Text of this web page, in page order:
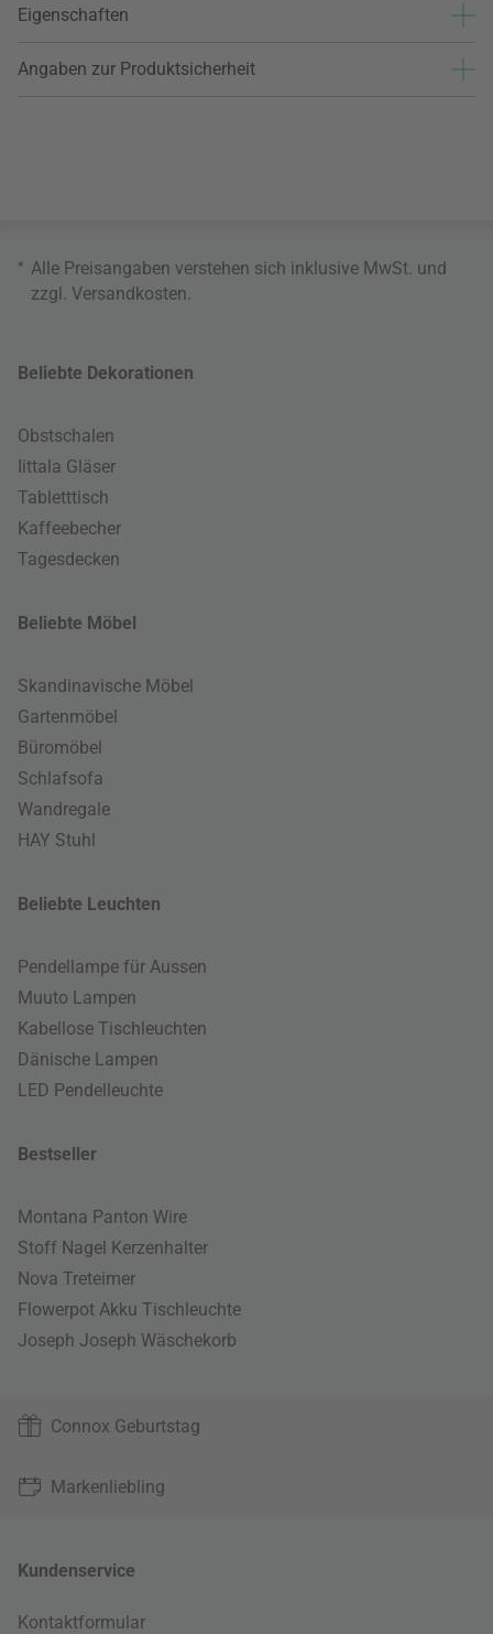
Eigenschaften
Angaben zur Produktsicherheit
* Alle Preisangaben verstehen sich inklusive MwSt. und
zzgl. Versandkosten
Beliebte Dekorationen
Obstschalen
Iittala Gläser
Tabletttisch
Kaffeebecher
Tagesdecken
Beliebte Möbel
Skandinavische Möbel
Gartenmöbel
Büromöbel
Schlafsofa
Wandregale
HAY Stuhl
Beliebte Leuchten
Pendellampe für Aussen
Muuto Lampen
Kabellose Tischleuchten
Dänische Lampen
LED Pendelleuchte
Bestseller
Montana Panton Wire
Stoff Nagel Kerzenhalter
Nova Treteimer
Flowerpot Akku Tischleuchte
Joseph Joseph Wäschekorb
Connox Geburtstag
Markenliebling
Kundenservice
Kontaktformular